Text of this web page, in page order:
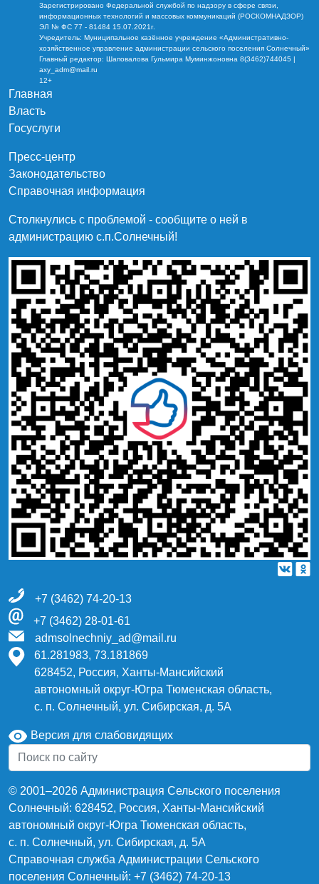
Зарегистрировано Федеральной службой по надзору в сфере связи,
информационных технологий и массовых коммуникаций (РОСКОМНАДЗОР)
ЭЛ № ФС 77 - 81484 15.07.2021г.
Учредитель: Муниципальное казённое учреждение «Административно-
хозяйственное управление администрации сельского поселения Солнечный»
Главный редактор: Шаповалова Гульмира Муминжоновна 8(3462)744045 |
axy_adm@mail.ru
12+
Главная
Власть
Госуслуги
Пресс-центр
Законодательство
Справочная информация
Столкнулись с проблемой - сообщите о ней в
администрацию c.п.Солнечный!
+7 (3462) 74-20-13
+7 (3462) 28-01-61
admsolnechniy_ad@mail.ru
61.281983, 73.181869
628452, Россия, Ханты-Мансийский
автономный округ-Югра Тюменская область,
с. п. Солнечный, ул. Сибирская, д. 5А
Версия для слабовидящих
© 2001–2026 Администрация Сельского поселения
Солнечный: 628452, Россия, Ханты-Мансийский
автономный округ-Югра Тюменская область,
с. п. Солнечный, ул. Сибирская, д. 5А
Справочная служба Администрации Сельского
поселения Солнечный: +7 (3462) 74-20-13